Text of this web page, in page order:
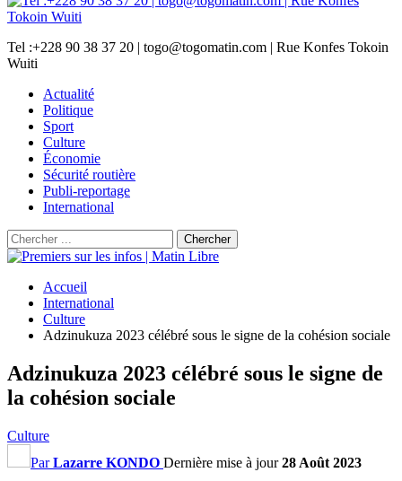
Tel :+228 90 38 37 20 | togo@togomatin.com | Rue Konfes Tokoin
Wuiti
Actualité
Politique
Sport
Culture
Économie
Sécurité routière
Publi-reportage
International
Accueil
International
Culture
Adzinukuza 2023 célébré sous le signe de la cohésion sociale
Adzinukuza 2023 célébré sous le signe de
la cohésion sociale
Culture
ParLazarre KONDO Dernière mise à jour28 Août 2023